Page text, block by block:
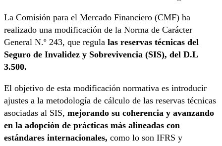
La Comisión para el Mercado Financiero (CMF) ha
realizado una modificación de la Norma de Carácter
General N.º 243, que regula las reservas técnicas del
Seguro de Invalidez y Sobrevivencia (SIS), del D.L
3.500.
El objetivo de esta modificación normativa es introducir
ajustes a la metodología de cálculo de las reservas técnicas
asociadas al SIS, mejorando su coherencia y avanzando
en la adopción de prácticas más alineadas con
estándares internacionales, como lo son IFRS y